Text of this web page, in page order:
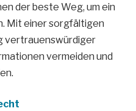
der beste Weg, um ein
Mit einer sorgfältigen
vertrauenswürdiger
vermeiden und